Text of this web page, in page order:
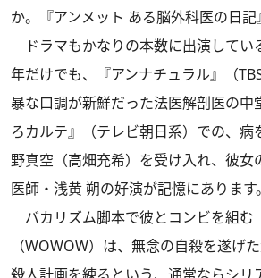
か。『アンメット ある脳外科医の日記
ドラマもかなりの本数に出演してい
年だけでも、『アンナチュラル』（
暴な口調が新鮮だった法医解剖医の中
ろカルテ』（テレビ朝日系）での、病
野真空（高畑充希）を受け入れ、彼女
医師・浅黄 朔の好演が記憶にあります。
バカリズム脚本で彼とコンビを組む
（WOWOW）は、無念の自殺を遂げ